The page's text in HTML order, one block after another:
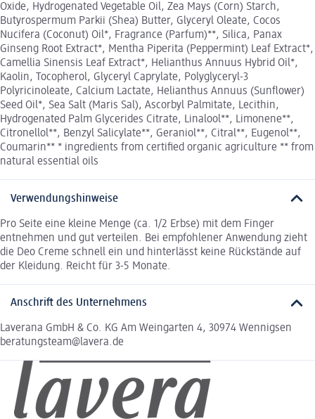
Oxide, Hydrogenated Vegetable Oil, Zea Mays (Corn) Starch,
Butyrospermum Parkii (Shea) Butter, Glyceryl Oleate, Cocos
Nucifera (Coconut) Oil*, Fragrance (Parfum)**, Silica, Panax
Ginseng Root Extract*, Mentha Piperita (Peppermint) Leaf Extract*,
Camellia Sinensis Leaf Extract*, Helianthus Annuus Hybrid Oil*,
Kaolin, Tocopherol, Glyceryl Caprylate, Polyglyceryl-3
Polyricinoleate, Calcium Lactate, Helianthus Annuus (Sunflower)
Seed Oil*, Sea Salt (Maris Sal), Ascorbyl Palmitate, Lecithin,
Hydrogenated Palm Glycerides Citrate, Linalool**, Limonene**,
Citronellol**, Benzyl Salicylate**, Geraniol**, Citral**, Eugenol**,
Coumarin** * ingredients from certified organic agriculture ** from
natural essential oils
Verwendungshinweise
Pro Seite eine kleine Menge (ca. 1/2 Erbse) mit dem Finger
entnehmen und gut verteilen. Bei empfohlener Anwendung zieht
die Deo Creme schnell ein und hinterlässt keine Rückstände auf
der Kleidung. Reicht für 3-5 Monate.
Anschrift des Unternehmens
Laverana GmbH & Co. KG Am Weingarten 4, 30974 Wennigsen
beratungsteam@lavera.de